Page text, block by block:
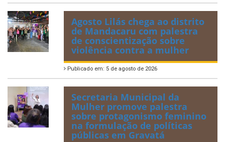
Agosto Lilás chega ao distrito
de Mandacaru com palestra
de conscientização sobre
violência contra a mulher
Publicado em: 5 de agosto de 2026
Secretaria Municipal da
Mulher promove palestra
sobre protagonismo feminino
na formulação de políticas
públicas em Gravatá